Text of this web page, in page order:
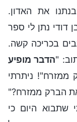
את האדון.
דודי נתן לי ספר
בכריכה קשה.
"הדבר מופיע
ניתרתי
הברק ממזרח?"
שתבוא היום כי